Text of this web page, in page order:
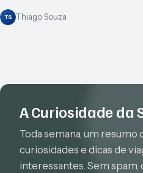
TS Thiago Souza
A Curiosidade da
Toda semana, um resumo
curiosidades e dicas de
interessantes. Sem spam,